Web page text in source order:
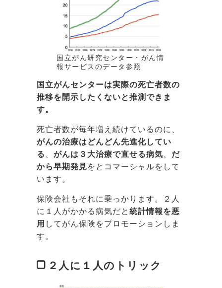
国立がん研究センター・がん情
報サービスのデータ参照
国立がんセンターは実際の死亡者数の
推移を開示したくないと推測できま
す。
死亡者数が毎年増え続けているのに、
がんの治療はどんどん先進化してい
る
がんは３大治療で直せる病気
だ
から早期発見をとコマーシャルをして
います。
保険会社もそれに乗っかります。２人
に１人がかかる病気だと 統計情報を悪
用 してがん保険をプロモーションしま
す。
２人に１人のトリック